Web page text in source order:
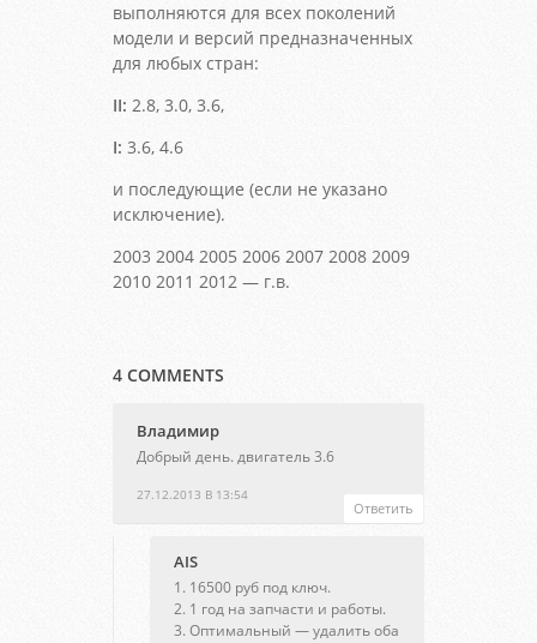
выполняются для всех поколений
модели и версий предназначенных
для любых стран:
II: 2.8, 3.0, 3.6,
I: 3.6, 4.6
и последующие (если не указано
исключение).
2003 2004 2005 2006 2007 2008 2009
2010 2011 2012 — г.в.
4 COMMENTS
Владимир
27.12.2013 В 13:54
Добрый день. двигатель 3.6
Ответить
AIS
1. 16500 руб под ключ.
2. 1 год на запчасти и работы.
3. Оптимальный — удалить оба